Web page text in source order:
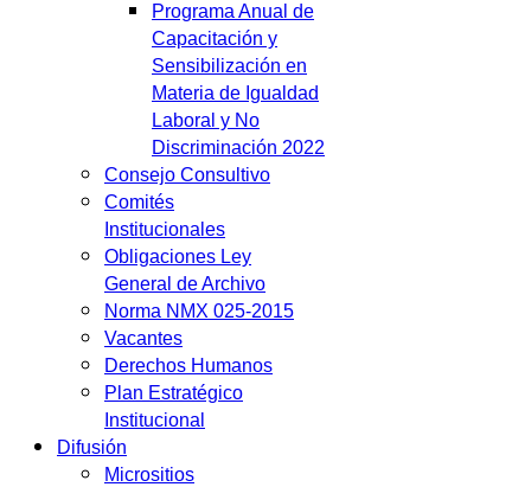
Programa Anual de
Capacitación y
Sensibilización en
Materia de Igualdad
Laboral y No
Discriminación 2022
Consejo Consultivo
Comités
Institucionales
Obligaciones Ley
General de Archivo
Norma NMX 025-2015
Vacantes
Derechos Humanos
Plan Estratégico
Institucional
Difusión
Micrositios